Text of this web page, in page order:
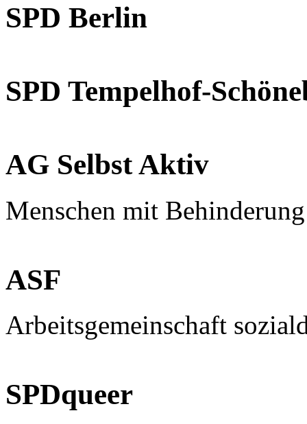
SPD Berlin
SPD Tempelhof-
AG Selbst Aktiv
Menschen mit
ASF
Arbeitsgemeinschaft
SPDqueer